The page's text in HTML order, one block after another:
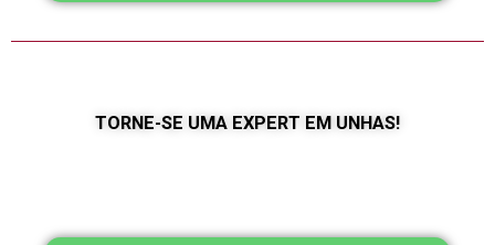
TORNE-SE UMA EXPERT EM UNHAS!